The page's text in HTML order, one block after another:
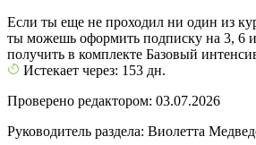
Если ты еще не проходил ни один из
ты можешь оформить подписку на 3, 6
получить в комплекте Базовый
Истекает через: 153 дн.
Проверено редактором: 03.07.2026
Руководитель раздела: Виолетта